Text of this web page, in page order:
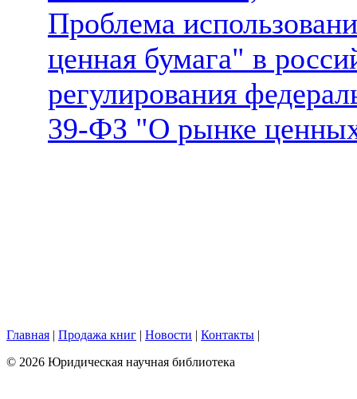
Проблема
ценная бумага" в
регулирования
39-ФЗ "О рынке
Главная | Продажа книг | Новости | Контакты |
© 2026 Юридическая научная библиотека